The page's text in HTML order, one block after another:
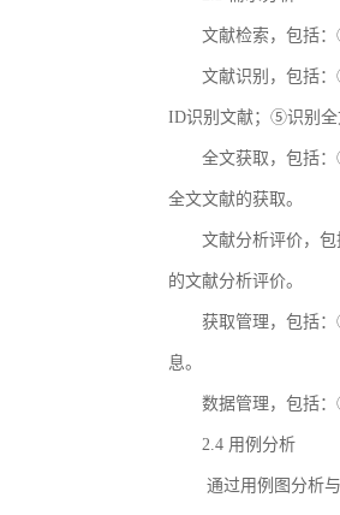
文献检索，包括
文献识别，包括
ID识别文献；⑤识别全
全文获取，包括
全文文献的获取。
文献分析评价，
的文献分析评价。
获取管理，包括
息。
数据管理，包括
2.4 用例分析
通过用例图分析